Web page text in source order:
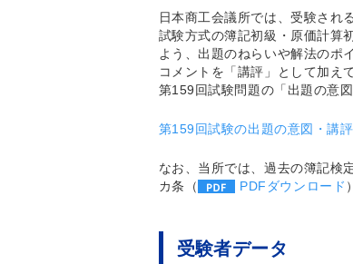
日本商工会議所では、受験され
試験方式の簿記初級・原価計算
よう、出題のねらいや解法のポ
コメントを「講評」として加え
第159回試験問題の「出題の意
第159回試験の出題の意図・講
なお、当所では、過去の簿記検
カ条（
PDFダウンロード
受験者データ